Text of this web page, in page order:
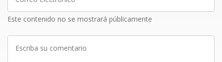
electrónico
Este contenido no se mostrará públicamente
Escriba